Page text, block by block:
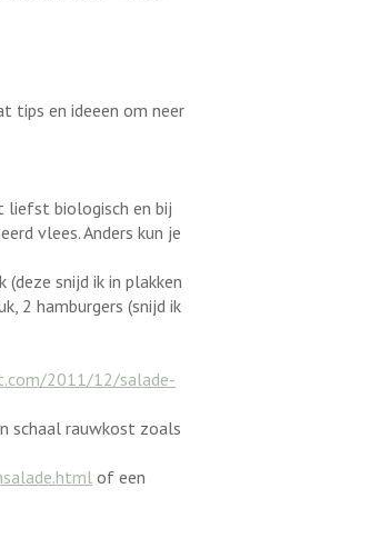
tips en ideeen om neer
liefst biologisch en bij
vlees. Anders kun je
snijd ik in plakken
2 hamburgers (snijd ik
2011/12/salade-
schaal rauwkost zoals
of een